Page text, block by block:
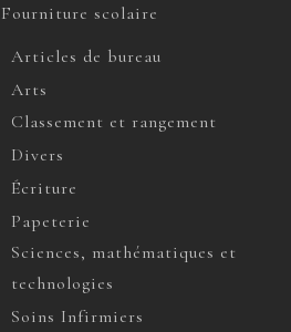
Fourniture scolaire
Articles de bureau
Arts
Classement et rangement
Divers
Écriture
Papeterie
Sciences, mathématiques et
technologies
Soins Infirmiers